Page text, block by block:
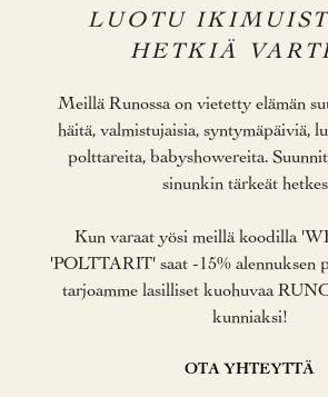
LUOTU
HETKIÄ
Meillä Runossa on vietetty elämän
häitä, valmistujaisia, syntymäpäiviä,
polttareita, babyshowereita.
sinunkin tärkeät
Kun varaat yösi meillä koodilla
'POLTTARIT' saat -15% alennuksen
tarjoamme lasilliset kuohuvaa
kunniaksi!
OTA YHTEYTTÄ